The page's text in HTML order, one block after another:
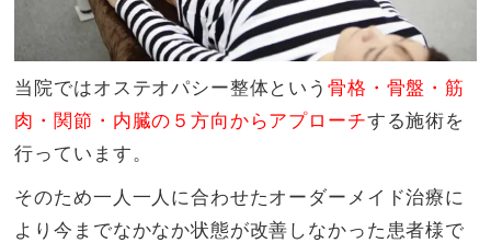
当院ではオステオパシー整体という骨格・骨盤・筋
肉・関節・内臓の５方向からアプローチする施術を
行っています。
そのため一人一人に合わせたオーダーメイド治療に
より今までなかなか状態が改善しなかった患者様で